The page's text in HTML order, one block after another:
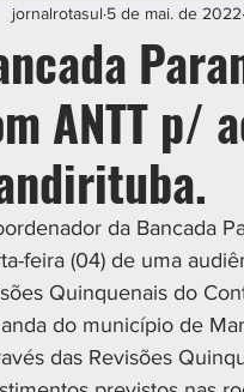
título POLICIAL
ANTT p/
jornalrotasul 5 de mai. de 2022
da Bancada
feira (04) de uma
Quinquenais do
do município de
das Revisões